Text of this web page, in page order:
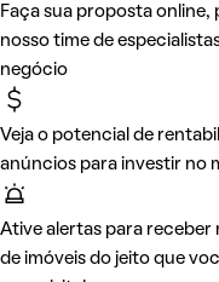
Faça sua proposta
nosso time de
negócio
Veja o potencial de
anúncios para investir no
Ative alertas para
de imóveis do jeito que